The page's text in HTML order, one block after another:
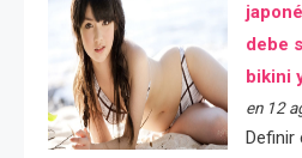
debe
bikini
en 12
Definir